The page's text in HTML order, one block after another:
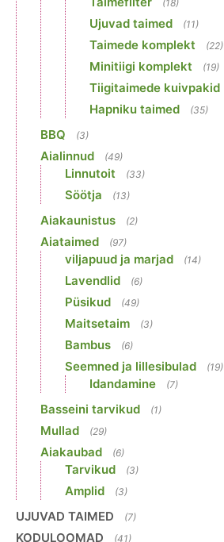
(18)
Ujuvad taimed (11)
Taimede komplekt (22)
Minitiigi komplekt (19)
Tiigitaimede kuivpakid
Hapniku taimed (35)
BBQ (3)
Aialinnud (49)
Linnutoit (33)
Söötja (13)
Aiakaunistus (2)
Aiataimed (97)
viljapuud ja marjad (14)
Lavendlid (6)
Püsikud (49)
Maitsetaim (3)
Bambus (6)
Seemned ja lillesibulad (19)
Idandamine (7)
Basseini tarvikud (1)
Mullad (29)
Aiakaubad (6)
Tarvikud (3)
Amplid (3)
UJUVAD TAIMED (7)
KODULOOMAD (41)